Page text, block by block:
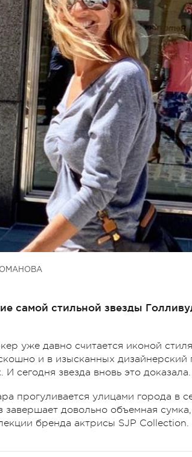
самой стильной звезды
уже давно считается иконой
и в изысканных дизайнерский
сегодня звезда вновь это доказала.
прогуливается улицами города в
довольно объемная
бренда актрисы SJP Collection.